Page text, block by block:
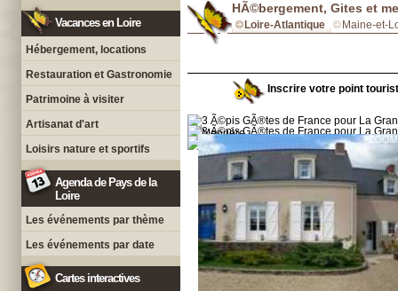
Vacances en Loire
Hébergement, locations
Restauration et Gastronomie
Patrimoine à visiter
Artisanat d'art
Loisirs nature et sportifs
Agenda de Pays de la
Loire
Les événements par thème
Les événements par date
Cartes interactives
HÃ©bergement, Gites et
Loire-Atlantique Maine-et-
Inscrire votre point